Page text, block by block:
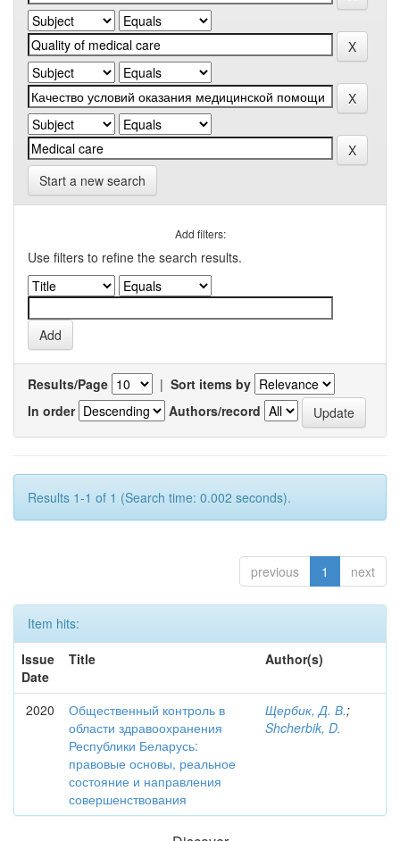
Start a new search
Add filters:
Use filters to refine the search results.
Results/Page | Sort items by
In order
Authors/record
Results 1-1 of 1 (Search time: 0.002 seconds).
previous 1 next
Item hits:
Issue
Date
Title Author(s)
2020
Общественный контроль в
области здравоохранения
Республики Беларусь:
правовые основы, реальное
состояние и направления
совершенствования
Щербик, Д. В.;
Shcherbik, D.